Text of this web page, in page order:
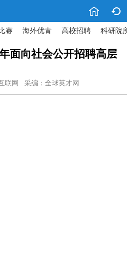
 
赛 海外优青 高校招聘 科研院
面向社会公开招聘高层
联网 采编：全球英才网